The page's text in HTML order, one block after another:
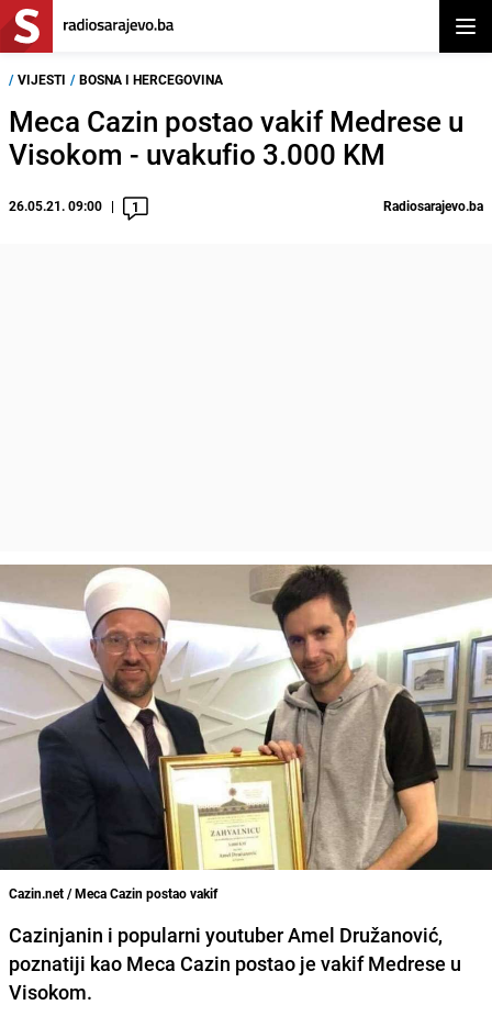
/ VIJESTI / BOSNA I HERCEGOVINA
Meca Cazin postao vakif Medrese u
Visokom - uvakufio 3.000 KM
26.05.21. 09:00 1 Radiosarajevo.ba
Cazin.net / Meca Cazin postao vakif
Cazinjanin i popularni youtuberAmel Družanović,
poznatiji kao Meca Cazin postao je vakif Medrese u
Visokom.